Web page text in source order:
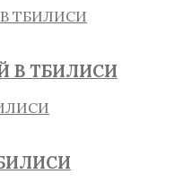
В ТБИЛИСИ